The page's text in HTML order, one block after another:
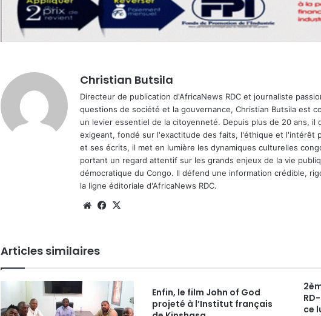
Christian Butsila
Directeur de publication d'AfricaNews RDC et journaliste
questions de société et la gouvernance, Christian Butsila est
un levier essentiel de la citoyenneté. Depuis plus de 20 ans,
exigeant, fondé sur l'exactitude des faits, l'éthique et l'intérêt
et ses écrits, il met en lumière les dynamiques culturelles
portant un regard attentif sur les grands enjeux de la vie
démocratique du Congo. Il défend une information crédible,
la ligne éditoriale d'AfricaNews RDC.
WebsiteFacebook
Articles similaires
Enfin, le film John of God
projeté à l’Institut français
ce